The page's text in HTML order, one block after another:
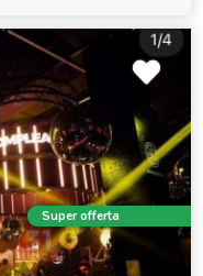
Super offerta